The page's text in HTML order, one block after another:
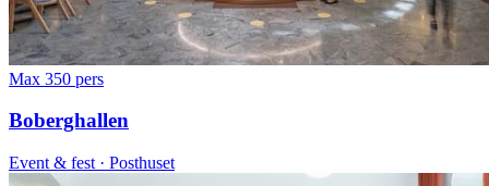
Max 350 pers
Boberghallen
Event & fest · Posthuset